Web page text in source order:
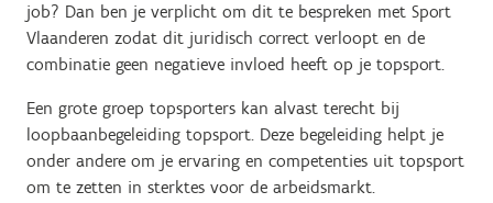
job? Dan ben je verplicht om dit te bespreken met Sport
Vlaanderen zodat dit juridisch correct verloopt en de
combinatie geen negatieve invloed heeft op je topsport.
Een grote groep topsporters kan alvast terecht bij
loopbaanbegeleiding topsport. Deze begeleiding helpt je
onder andere om je ervaring en competenties uit topsport
om te zetten in sterktes voor de arbeidsmarkt.